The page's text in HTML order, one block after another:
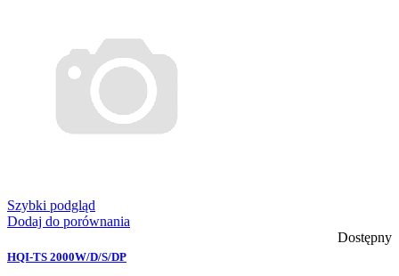
Szybki podgląd
Dodaj do porównania
Dostępny
HQI-TS 2000W/D/S/DP